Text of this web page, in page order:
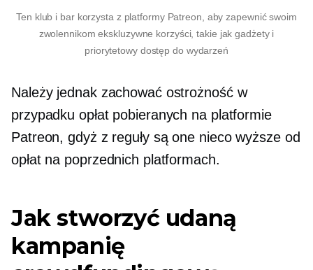
Ten klub i bar korzysta z platformy Patreon, aby zapewnić swoim
zwolennikom ekskluzywne korzyści, takie jak gadżety i
priorytetowy dostęp do wydarzeń
Należy jednak zachować ostrożność w
przypadku opłat pobieranych na platformie
Patreon, gdyż z reguły są one nieco wyższe od
opłat na poprzednich platformach.
Jak stworzyć udaną
kampanię